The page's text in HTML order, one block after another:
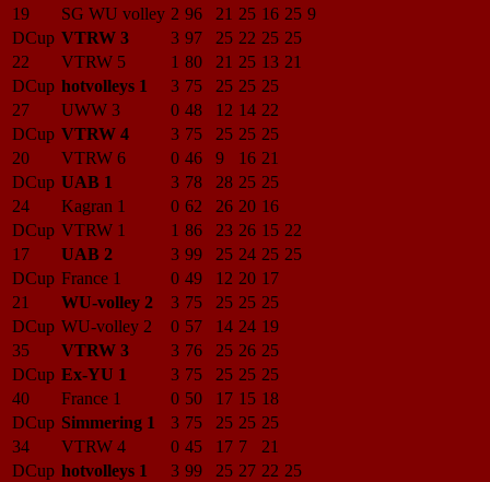
19
SG WU volley 2 96 21 25 16 25 9
DCup VTRW 3 3 97 25 22 25 25
22
VTRW 5 1 80 21 25 13 21
DCup hotvolleys 1 3 75 25 25 25
27
UWW 3 0 48 12 14 22
DCup VTRW 4 3 75 25 25 25
20
VTRW 6 0 46 9 16 21
DCup UAB 1 3 78 28 25 25
24
Kagran 1 0 62 26 20 16
DCup VTRW 1 1 86 23 26 15 22
17
UAB 2 3 99 25 24 25 25
DCup France 1 0 49 12 20 17
21
WU-volley 2 3 75 25 25 25
DCup WU-volley 2 0 57 14 24 19
35
VTRW 3 3 76 25 26 25
DCup Ex-YU 1 3 75 25 25 25
40
France 1 0 50 17 15 18
DCup Simmering 1 3 75 25 25 25
34
VTRW 4 0 45 17 7
21
DCup hotvolleys 1 3 99 25 27 22 25